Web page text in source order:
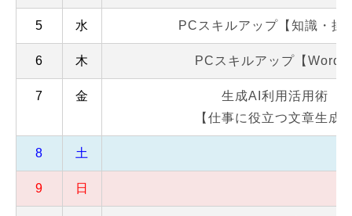
5 水 PCスキルアップ【知識・操
6 木 PCスキルアップ【Word
7 金
生成AI利用活用術
【仕事に役立つ文章生成
8 土
9 日